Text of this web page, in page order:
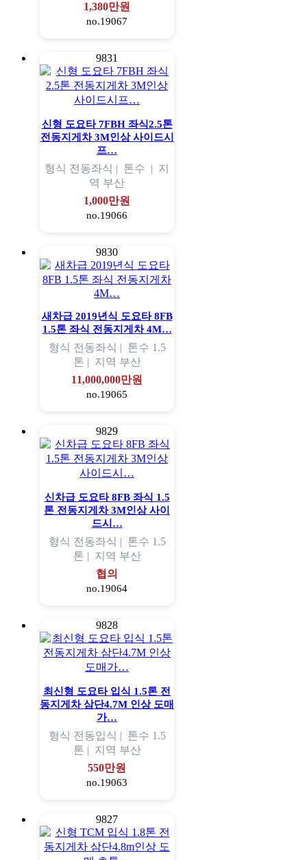
1,380만원
no.19067
9831
신형 도요타 7FBH 좌식2.5톤
전동지게차 3M인상 사이드시
프…
형식 전동좌식 | 톤수 | 지
역 부산
1,000만원
no.19066
9830
새차급 2019년식 도요타 8FB
1.5톤 좌식 전동지게차 4M…
형식 전동좌식 | 톤수 1.5
톤 | 지역 부산
11,000,000만원
no.19065
9829
신차급 도요타 8FB 좌식 1.5
톤 전동지게차 3M인상 사이
드시…
형식 전동좌식 | 톤수 1.5
톤 | 지역 부산
협의
no.19064
9828
최신형 도요타 입식 1.5톤 전
동지게차 삼단4.7M 인상 도매
가…
형식 전동입식 | 톤수 1.5
톤 | 지역 부산
550만원
no.19063
9827